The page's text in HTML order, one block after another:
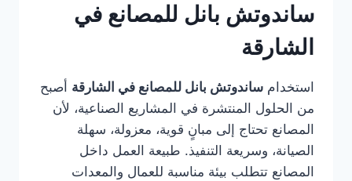
ساندوتش بانل للمصانع في
الشارقة
استخدام ساندوتش بانل للمصانع في الشارقة أصبح
من الحلول المنتشرة في المشاريع الصناعية، لأن
المصانع تحتاج إلى مبانٍ قوية، معزولة، سهلة
الصيانة، وسريعة التنفيذ. طبيعة العمل داخل
المصانع تتطلب بيئة مناسبة للعمال والمعدات